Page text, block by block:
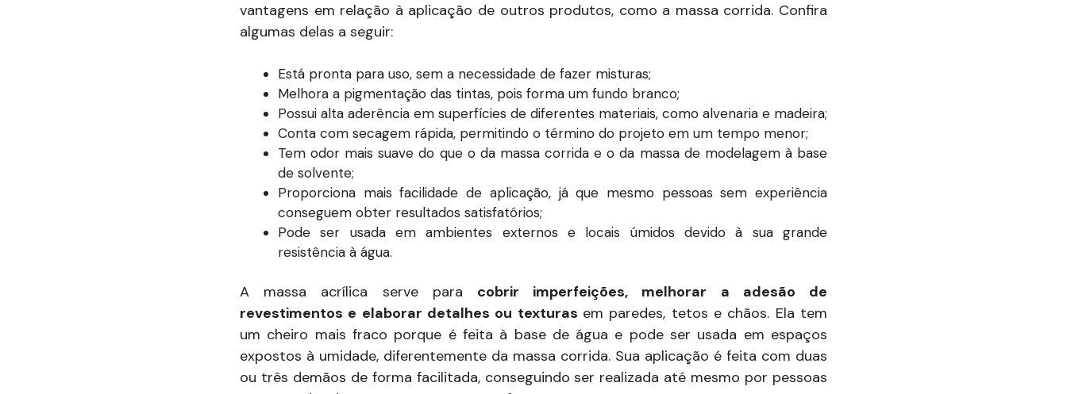
vantagens em relação à aplicação de outros produtos, como a massa corrida. Confira
algumas delas a seguir:
Está pronta para uso, sem a necessidade de fazer misturas;
Melhora a pigmentação das tintas, pois forma um fundo branco;
Possui alta aderência em superfícies de diferentes materiais, como alvenaria e madeira;
Conta com secagem rápida, permitindo o término do projeto em um tempo menor;
Tem odor mais suave do que o da massa corrida e o da massa de modelagem à base
de solvente;
Proporciona mais facilidade de aplicação, já que mesmo pessoas sem experiência
conseguem obter resultados satisfatórios;
Pode ser usada em ambientes externos e locais úmidos devido à sua grande
resistência à água.
A massa acrílica serve para cobrir imperfeições, melhorar a adesão de
revestimentos e elaborar detalhes ou texturas em paredes, tetos e chãos. Ela tem
um cheiro mais fraco porque é feita à base de água e pode ser usada em espaços
expostos à umidade, diferentemente da massa corrida. Sua aplicação é feita com duas
ou três demãos de forma facilitada, conseguindo ser realizada até mesmo por pessoas